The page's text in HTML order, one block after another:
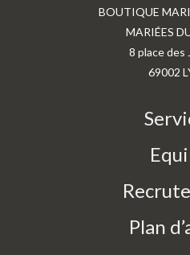
BOUTIQUE
MARIÉES
8 place des
69002
Plan